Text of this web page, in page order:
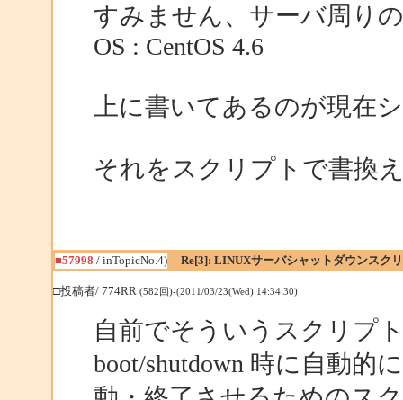
すみません、サーバ周り
OS : CentOS 4.6
上に書いてあるのが現在
それをスクリプトで書換
■57998 / inTopicNo.4) Re[3]: LINUXサーバシャットダウンスク
□投稿者/ 774RR (582回)-(2011/03/23(Wed) 14:34:30)
自前でそういうスクリプ
boot/shutdown 時に自動的